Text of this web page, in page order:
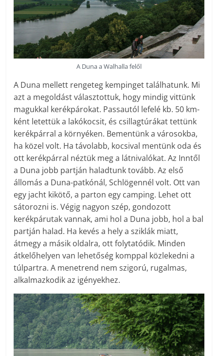
A Duna a Walhalla felől
A Duna mellett rengeteg kempinget találhatunk. Mi
azt a megoldást választottuk, hogy mindig vittünk
magukkal kerékpárokat. Passautól lefelé kb. 50 km-
ként letettük a lakókocsit, és csillagtúrákat tettünk
kerékpárral a környéken. Bementünk a városokba,
ha közel volt. Ha távolabb, kocsival mentünk oda és
ott kerékpárral néztük meg a látnivalókat. Az Inntől
a Duna jobb partján haladtunk tovább. Az első
állomás a Duna-patkónál, Schlögennél volt. Ott van
egy jacht kikötő, a parton egy camping. Lehet ott
sátorozni is. Végig nagyon szép, gondozott
kerékpárutak vannak, ami hol a Duna jobb, hol a bal
partján halad. Ha kevés a hely a sziklák miatt,
átmegy a másik oldalra, ott folytatódik. Minden
átkelőhelyen van lehetőség komppal közlekedni a
túlpartra. A menetrend nem szigorú, rugalmas,
alkalmazkodik az igényekhez.